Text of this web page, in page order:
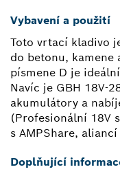
Vybavení a použití
Toto vrtací kladivo
do betonu, kamene
písmene D je
Navíc je GBH 18V-
akumulátory a
(Profesionální 18V
s AMPShare,
Doplňující